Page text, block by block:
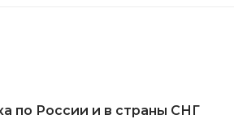
по России и в страны СНГ